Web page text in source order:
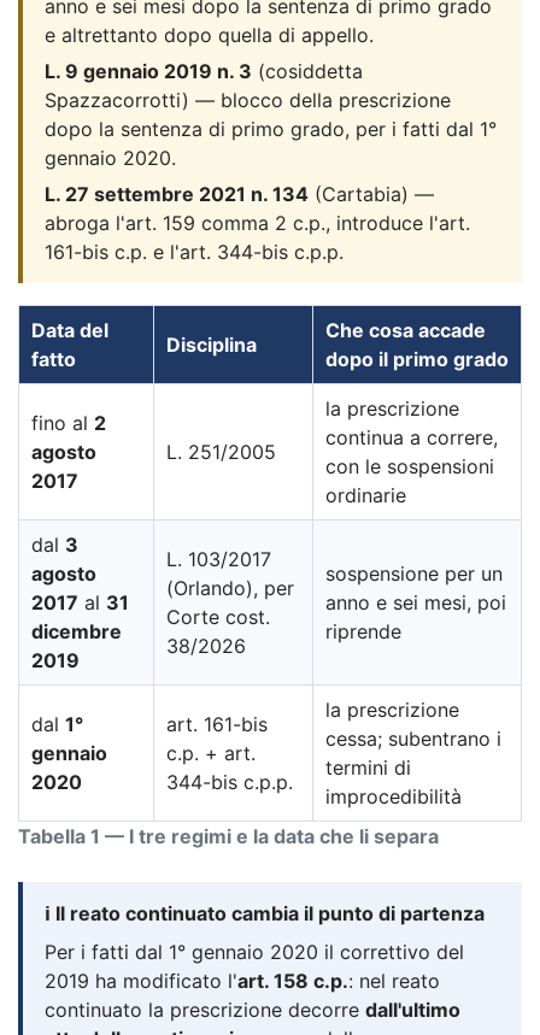
anno e sei mesi dopo la sentenza di primo grado
e altrettanto dopo quella di appello.
L. 9 gennaio 2019 n. 3 (cosiddetta
Spazzacorrotti) — blocco della prescrizione
dopo la sentenza di primo grado, per i fatti dal 1°
gennaio 2020.
L. 27 settembre 2021 n. 134 (Cartabia) —
abroga l'art. 159 comma 2 c.p., introduce l'art.
161-bis c.p. e l'art. 344-bis c.p.p.
Tabella 1 — I tre regimi e la data che li separa
Data del
fatto
Disciplina
Che cosa accade
dopo il primo grado
fino al 2
agosto
2017
L. 251/2005
la prescrizione
continua a correre,
con le sospensioni
ordinarie
dal 3
agosto
2017 al 31
dicembre
2019
L. 103/2017
(Orlando), per
Corte cost.
38/2026
sospensione per un
anno e sei mesi, poi
riprende
dal 1°
gennaio
2020
art. 161-bis
c.p. + art.
344-bis c.p.p.
la prescrizione
cessa; subentrano i
termini di
improcedibilità
ℹ️ Il reato continuato cambia il punto di partenza
Per i fatti dal 1° gennaio 2020 il correttivo del
2019 ha modificato l'art. 158 c.p.: nel reato
continuato la prescrizione decorre dall'ultimo